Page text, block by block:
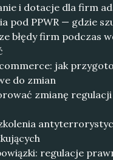
i dotacje dla firm
pod PPWR — gdzie
błędy firm podczas
jak
do zmian
zmianę regulacji
regulacje